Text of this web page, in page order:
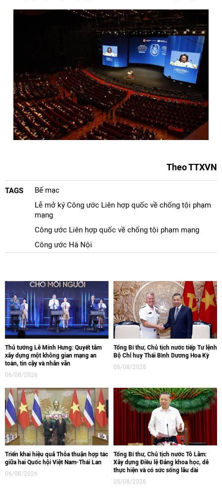
Theo TTXVN
TAGS
Bế mạc
Lễ mở ký Công ước Liên hợp quốc về chống tội phạm
mạng
Công ước Liên hợp quốc về chống tội phạm mạng
Công ước Hà Nội
Thủ tướng Lê Minh Hưng: Quyết tâm
xây dựng một không gian mạng an
toàn, tin cậy và nhân văn
06/08/2026
Tổng Bí thư, Chủ tịch nước tiếp Tư lệnh
Bộ Chỉ huy Thái Bình Dương Hoa Kỳ
06/08/2026
Triển khai hiệu quả Thỏa thuận hợp tác
giữa hai Quốc hội Việt Nam-Thái Lan
06/08/2026
Tổng Bí thư, Chủ tịch nước Tô Lâm:
Xây dựng Điều lệ Đảng khoa học, dễ
thực hiện và có sức sống lâu dài
05/08/2026